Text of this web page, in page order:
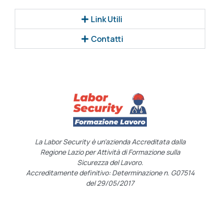
Link Utili
Contatti
La Labor Security è un’azienda Accreditata dalla
Regione Lazio per Attività di Formazione sulla
Sicurezza del Lavoro.
Accreditamente definitivo: Determinazione n. G07514
del 29/05/2017